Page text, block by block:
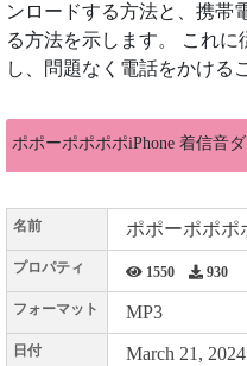
ンロードする方法と、携帯
る方法を示します。 これ
し、問題なく電話をかける
ポポーポポポポiPhone 着信音
名前 ポポーポポポ
プロパティ 1550 930
フォーマット MP3
日付 March 21, 2024